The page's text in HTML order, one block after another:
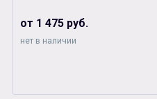
от 1 475 руб.
нет в наличии